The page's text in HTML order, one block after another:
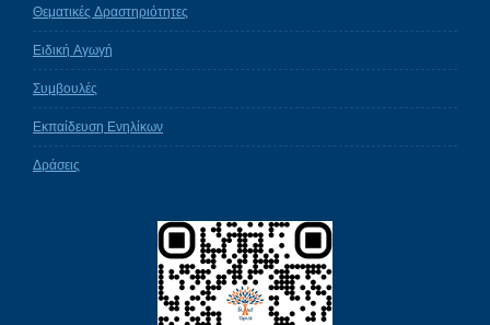
Θεματικές Δραστηριότητες
Ειδική Αγωγή
Συμβουλές
Εκπαίδευση Ενηλίκων
Δράσεις